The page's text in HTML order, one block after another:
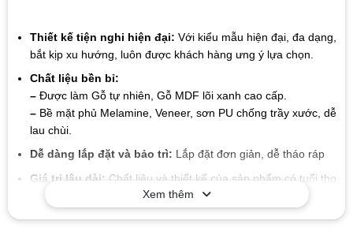
Thiết kế tiện nghi hiện đại: Với kiểu mẫu hiện đại, đa dạng,
bắt kịp xu hướng, luôn được khách hàng ưng ý lựa chọn.
Chất liệu bền bỉ:
–Được làm Gỗ tự nhiên, Gỗ MDF lõi xanh cao cấp.
–Bề mặt phủ Melamine, Veneer, sơn PU chống trầy xước, dễ
lau chùi.
Dễ dàng lắp đặt và bảo trì: Lắp đặt đơn giản, dễ tháo ráp
Giá trị lâu dài: Chất liệu và thiết kế của sản phẩm có tuổi thọ
cao, giúp bạn tiết kiệm chi phí trong suốt quá trình sử dụng
mà không cần lo lắng về sự hao mòn hay hư hỏng.
Xem thêm